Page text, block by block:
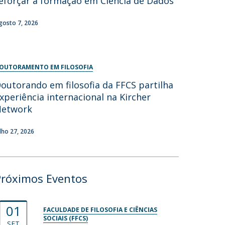
7, 2026
EM FILOSOFIA
em filosofia da FFCS partilha
internacional na Kircher
27, 2026
Eventos
01
FACULDADE DE FILOSOFIA E CIÊNCIAS
SOCIAIS (FFCS)